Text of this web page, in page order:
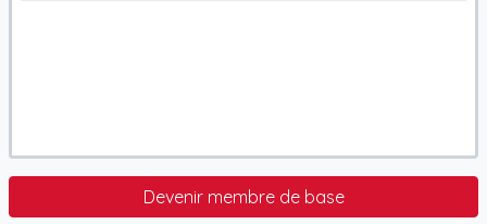
Devenir membre de base